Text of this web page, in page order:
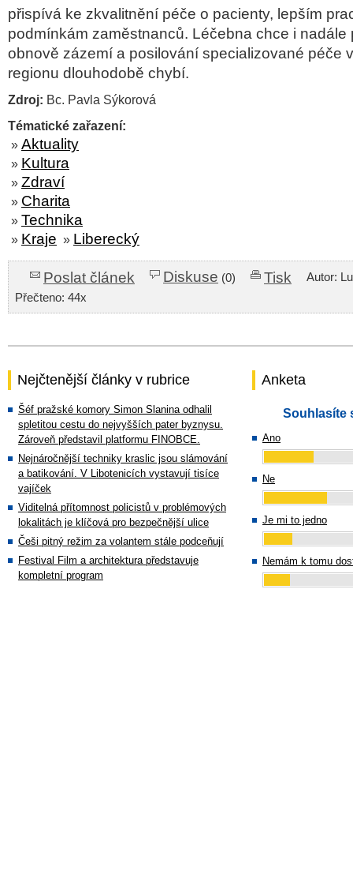
přispívá ke zkvalitnění péče o pacienty, lepším
podmínkám zaměstnanců. Léčebna chce i nadále
obnově zázemí a posilování specializované péče
regionu dlouhodobě chybí.
Zdroj: Bc. Pavla Sýkorová
Tématické zařazení:
» Aktuality
» Kultura
» Zdraví
» Charita
» Technika
» Kraje » Liberecký
Poslat článek Diskuse (0) Tisk
Autor:
Přečteno: 44x
Nejčtenější články v rubrice
Šéf pražské komory Simon Slanina odhalil
spletitou cestu do nejvyšších pater byznysu.
Zároveň představil platformu FINOBCE.
Nejnáročnější techniky kraslic jsou slámování
a batikování. V Libotenicích vystavují tisíce
vajíček
Viditelná přítomnost policistů v problémových
lokalitách je klíčová pro bezpečnější ulice
Češi pitný režim za volantem stále podceňují
Festival Film a architektura představuje
kompletní program
Anketa
Souhlasíte
Ano
Ne
Je mi to jedno
Nemám k tomu